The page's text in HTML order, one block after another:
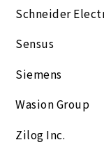
Schneider
Sensus
Siemens
Wasion Group
Zilog Inc.